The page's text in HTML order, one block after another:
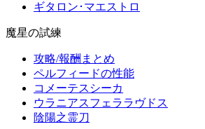
ギタロン･マエストロ
魔星の試練
攻略/報酬まとめ
ペルフィードの性能
コメーテスシーカ
ウラニアスフェララヴドス
陰陽之霊刀